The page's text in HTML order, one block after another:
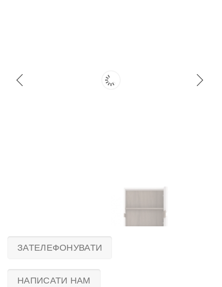
ЗАТЕЛЕФОНУВАТИ
НАПИСАТИ НАМ